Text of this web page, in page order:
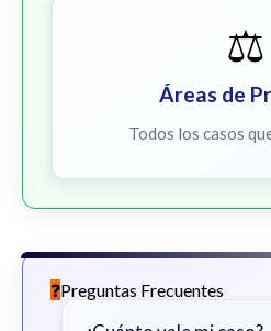
⚖️
Áreas de
Todos los casos
Preguntas Frecuentes